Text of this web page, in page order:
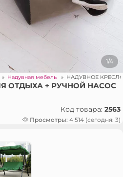
1/4
» Надувная мебель » НАДУВНОЕ
ОТДЫХА + РУЧНОЙ НАСОС
Код товара: 2563
Просмотры: 4 514 (сегодня: 3)